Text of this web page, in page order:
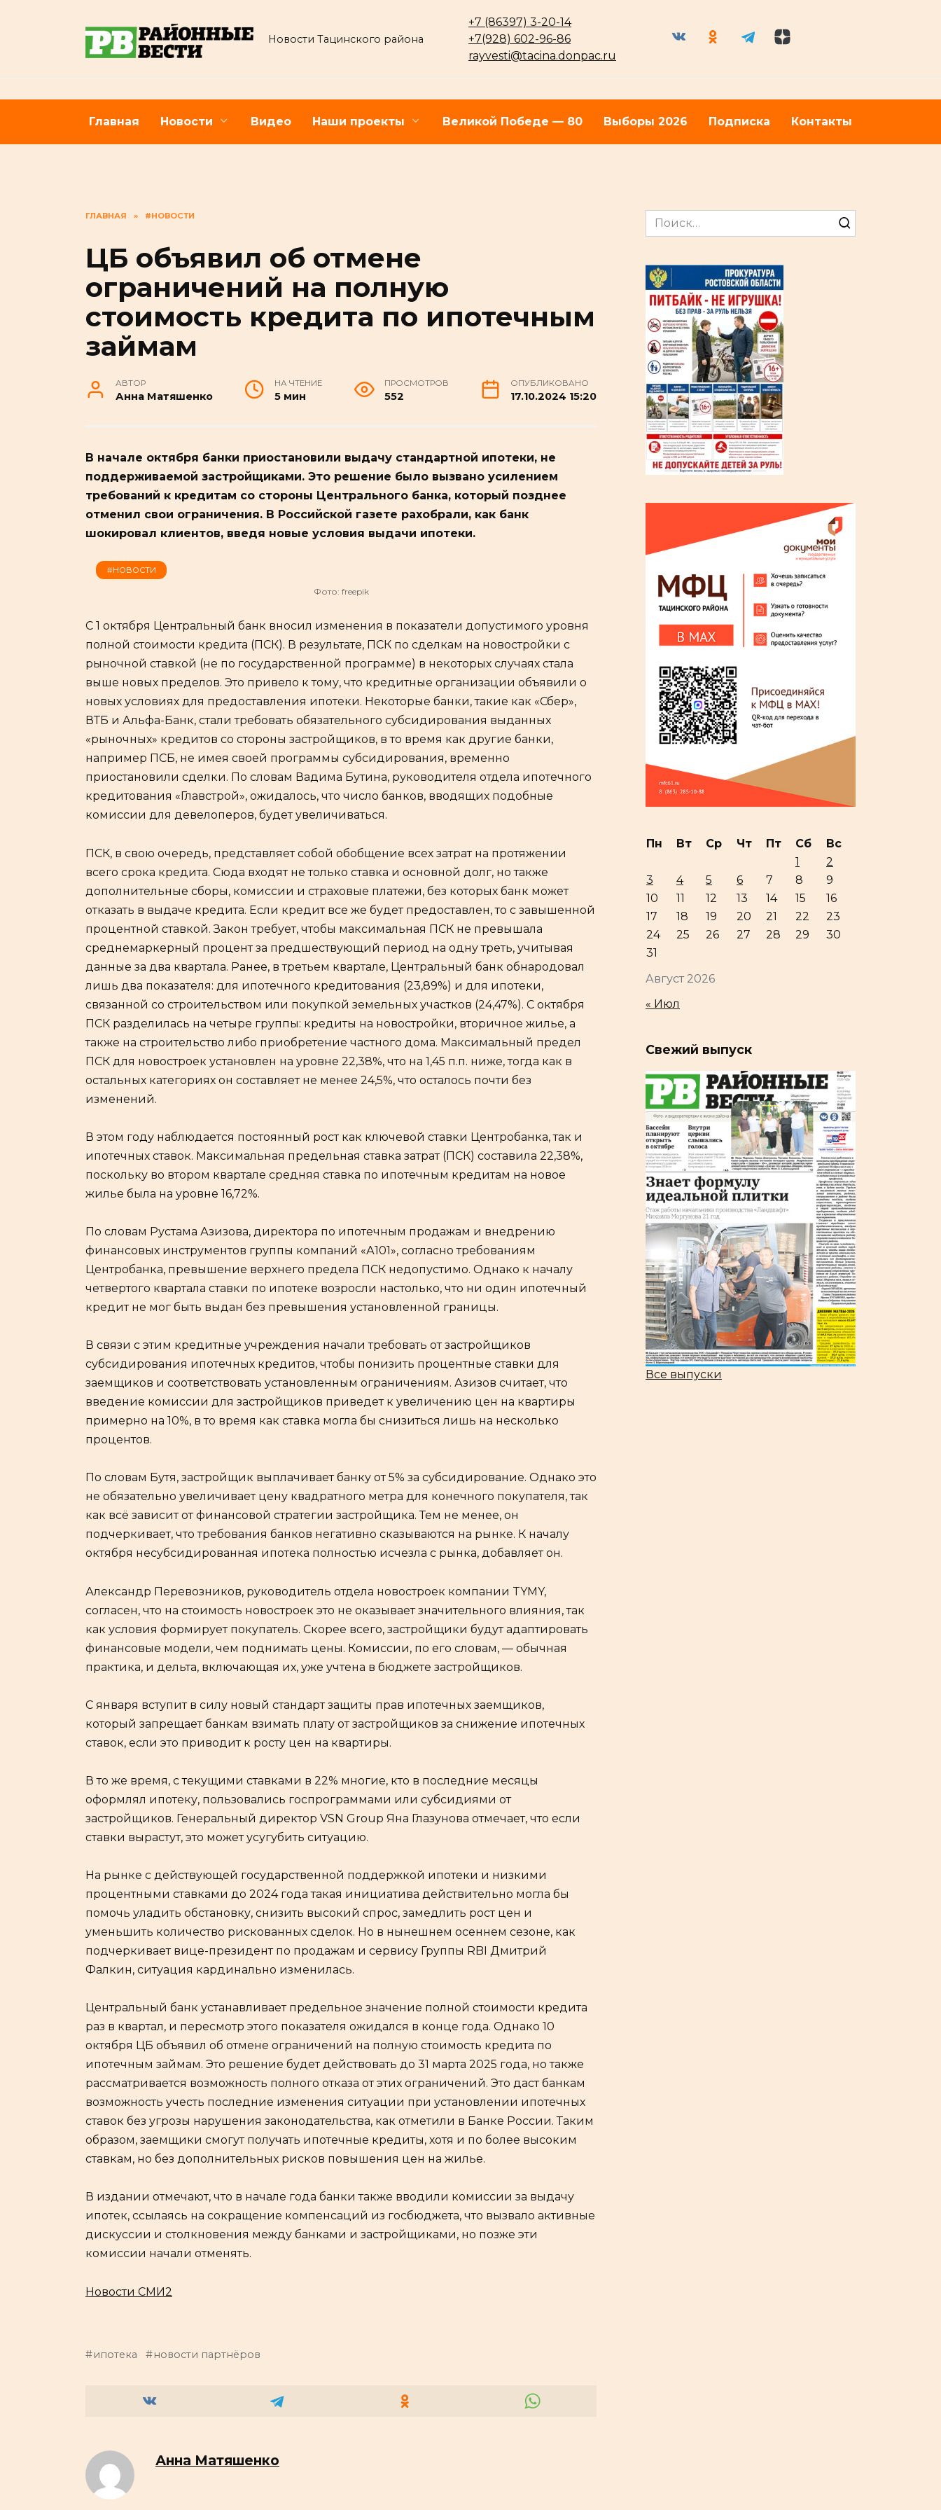
Новости Тацинского района
+7 (86397) 3-20-14
+7(928) 602-96-86
rayvesti@tacina.donpac.ru
Главная Новости Видео Наши проекты Великой Победе — 80 Выборы 2026 Подписка Контакты
ГЛАВНАЯ » #НОВОСТИ
ЦБ объявил об отмене
ограничений на полную
стоимость кредита по ипотечным
займам
АВТОР
Анна Матяшенко
НА ЧТЕНИЕ
5 мин
ПРОСМОТРОВ
552
ОПУБЛИКОВАНО
17.10.2024 15:20
В начале октября банки приостановили выдачу стандартной ипотеки, не
поддерживаемой застройщиками. Это решение было вызвано усилением
требований к кредитам со стороны Центрального банка, который позднее
отменил свои ограничения. В Российской газете рахобрали, как банк
шокировал клиентов, введя новые условия выдачи ипотеки.
#НОВОСТИ
Фото: freepik
С 1 октября Центральный банк вносил изменения в показатели допустимого уровня
полной стоимости кредита (ПСК). В результате, ПСК по сделкам на новостройки с
рыночной ставкой (не по государственной программе) в некоторых случаях стала
выше новых пределов. Это привело к тому, что кредитные организации объявили о
новых условиях для предоставления ипотеки. Некоторые банки, такие как «Сбер»,
ВТБ и Альфа-Банк, стали требовать обязательного субсидирования выданных
«рыночных» кредитов со стороны застройщиков, в то время как другие банки,
например ПСБ, не имея своей программы субсидирования, временно
приостановили сделки. По словам Вадима Бутина, руководителя отдела ипотечного
кредитования «Главстрой», ожидалось, что число банков, вводящих подобные
комиссии для девелоперов, будет увеличиваться.
ПСК, в свою очередь, представляет собой обобщение всех затрат на протяжении
всего срока кредита. Сюда входят не только ставка и основной долг, но также
дополнительные сборы, комиссии и страховые платежи, без которых банк может
отказать в выдаче кредита. Если кредит все же будет предоставлен, то с завышенной
процентной ставкой. Закон требует, чтобы максимальная ПСК не превышала
среднемаркерный процент за предшествующий период на одну треть, учитывая
данные за два квартала. Ранее, в третьем квартале, Центральный банк обнародовал
лишь два показателя: для ипотечного кредитования (23,89%) и для ипотеки,
связанной со строительством или покупкой земельных участков (24,47%). С октября
ПСК разделилась на четыре группы: кредиты на новостройки, вторичное жилье, а
также на строительство либо приобретение частного дома. Максимальный предел
ПСК для новостроек установлен на уровне 22,38%, что на 1,45 п.п. ниже, тогда как в
остальных категориях он составляет не менее 24,5%, что осталось почти без
изменений.
В этом году наблюдается постоянный рост как ключевой ставки Центробанка, так и
ипотечных ставок. Максимальная предельная ставка затрат (ПСК) составила 22,38%,
поскольку во втором квартале средняя ставка по ипотечным кредитам на новое
жилье была на уровне 16,72%.
По словам Рустама Азизова, директора по ипотечным продажам и внедрению
финансовых инструментов группы компаний «А101», согласно требованиям
Центробанка, превышение верхнего предела ПСК недопустимо. Однако к началу
четвертого квартала ставки по ипотеке возросли настолько, что ни один ипотечный
кредит не мог быть выдан без превышения установленной границы.
В связи с этим кредитные учреждения начали требовать от застройщиков
субсидирования ипотечных кредитов, чтобы понизить процентные ставки для
заемщиков и соответствовать установленным ограничениям. Азизов считает, что
введение комиссии для застройщиков приведет к увеличению цен на квартиры
примерно на 10%, в то время как ставка могла бы снизиться лишь на несколько
процентов.
По словам Бутя, застройщик выплачивает банку от 5% за субсидирование. Однако это
не обязательно увеличивает цену квадратного метра для конечного покупателя, так
как всё зависит от финансовой стратегии застройщика. Тем не менее, он
подчеркивает, что требования банков негативно сказываются на рынке. К началу
октября несубсидированная ипотека полностью исчезла с рынка, добавляет он.
Александр Перевозников, руководитель отдела новостроек компании TYMY,
согласен, что на стоимость новостроек это не оказывает значительного влияния, так
как условия формирует покупатель. Скорее всего, застройщики будут адаптировать
финансовые модели, чем поднимать цены. Комиссии, по его словам, — обычная
практика, и дельта, включающая их, уже учтена в бюджете застройщиков.
С января вступит в силу новый стандарт защиты прав ипотечных заемщиков,
который запрещает банкам взимать плату от застройщиков за снижение ипотечных
ставок, если это приводит к росту цен на квартиры.
В то же время, с текущими ставками в 22% многие, кто в последние месяцы
оформлял ипотеку, пользовались госпрограммами или субсидиями от
застройщиков. Генеральный директор VSN Group Яна Глазунова отмечает, что если
ставки вырастут, это может усугубить ситуацию.
На рынке с действующей государственной поддержкой ипотеки и низкими
процентными ставками до 2024 года такая инициатива действительно могла бы
помочь уладить обстановку, снизить высокий спрос, замедлить рост цен и
уменьшить количество рискованных сделок. Но в нынешнем осеннем сезоне, как
подчеркивает вице-президент по продажам и сервису Группы RBI Дмитрий
Фалкин, ситуация кардинально изменилась.
Центральный банк устанавливает предельное значение полной стоимости кредита
раз в квартал, и пересмотр этого показателя ожидался в конце года. Однако 10
октября ЦБ объявил об отмене ограничений на полную стоимость кредита по
ипотечным займам. Это решение будет действовать до 31 марта 2025 года, но также
рассматривается возможность полного отказа от этих ограничений. Это даст банкам
возможность учесть последние изменения ситуации при установлении ипотечных
ставок без угрозы нарушения законодательства, как отметили в Банке России. Таким
образом, заемщики смогут получать ипотечные кредиты, хотя и по более высоким
ставкам, но без дополнительных рисков повышения цен на жилье.
В издании отмечают, что в начале года банки также вводили комиссии за выдачу
ипотек, ссылаясь на сокращение компенсаций из госбюджета, что вызвало активные
дискуссии и столкновения между банками и застройщиками, но позже эти
комиссии начали отменять.
Новости СМИ2
ипотека новости партнёров
Анна Матяшенко
Search
for:
Август 2026
Пн Вт Ср Чт Пт Сб
Вс
1
2
3
4 5 6 7 8
9
10
11 12 13 14 15
16
17
18 19 20 21 22
23
24
25 26 27 28 29
30
31
« Июл
Свежий выпуск
Все выпуски